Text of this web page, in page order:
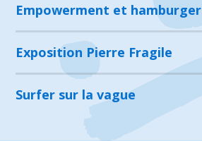
Empowerment et hamburger
Exposition Pierre Fragile
Surfer sur la vague